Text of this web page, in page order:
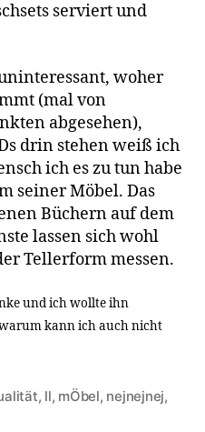
serviert und
woher
(mal von
abgesehen),
drin stehen weiß ich
ich es zu tun habe
seiner Möbel. Das
Büchern auf dem
lassen sich wohl
Tellerform messen.
und ich wollte ihn
kann ich auch nicht
, ll, mÖbel, nejnejnej,